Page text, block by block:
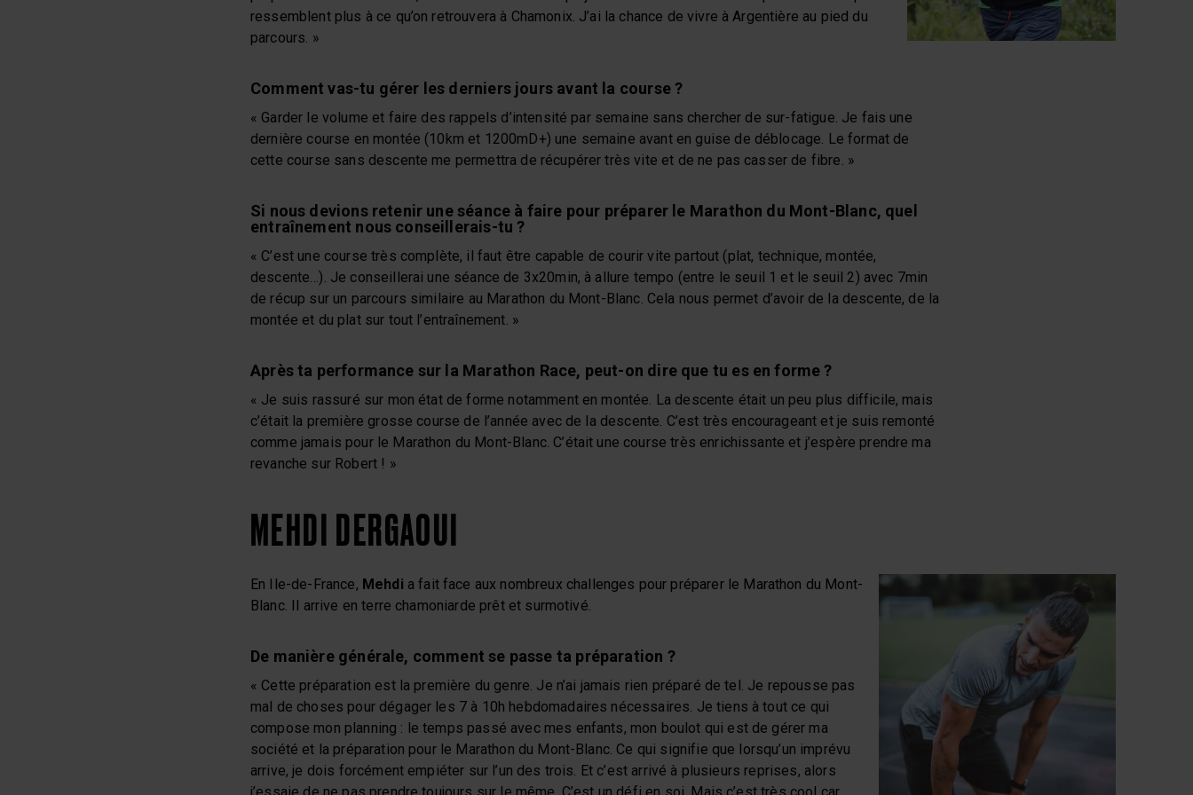
ressemblent plus à ce qu’on retrouvera à Chamonix. J’ai la chance de vivre à Argentière au pied du
parcours. »
Comment vas-tu gérer les derniers jours avant la course ?
« Garder le volume et faire des rappels d’intensité par semaine sans chercher de sur-fatigue. Je fais une
dernière course en montée (10km et 1200mD+) une semaine avant en guise de déblocage. Le format de
cette course sans descente me permettra de récupérer très vite et de ne pas casser de fibre. »
Si nous devions retenir une séance à faire pour préparer le Marathon du Mont-Blanc, quel
entraînement nous conseillerais-tu ?
« C’est une course très complète, il faut être capable de courir vite partout (plat, technique, montée,
descente…). Je conseillerai une séance de 3x20min, à allure tempo (entre le seuil 1 et le seuil 2) avec 7min
de récup sur un parcours similaire au Marathon du Mont-Blanc. Cela nous permet d’avoir de la descente, de la
montée et du plat sur tout l’entraînement. »
Après ta performance sur la Marathon Race, peut-on dire que tu es en forme ?
« Je suis rassuré sur mon état de forme notamment en montée. La descente était un peu plus difficile, mais
c’était la première grosse course de l’année avec de la descente. C’est très encourageant et je suis remonté
comme jamais pour le Marathon du Mont-Blanc. C’était une course très enrichissante et j’espère prendre ma
revanche sur Robert ! »
MEHDI DERGAOUI
En Ile-de-France, Mehdi a fait face aux nombreux challenges pour préparer le Marathon du Mont-
Blanc. Il arrive en terre chamoniarde prêt et surmotivé.
De manière générale, comment se passe ta préparation ?
« Cette préparation est la première du genre. Je n’ai jamais rien préparé de tel. Je repousse pas
mal de choses pour dégager les 7 à 10h hebdomadaires nécessaires. Je tiens à tout ce qui
compose mon planning : le temps passé avec mes enfants, mon boulot qui est de gérer ma
société et la préparation pour le Marathon du Mont-Blanc. Ce qui signifie que lorsqu’un imprévu
arrive, je dois forcément empiéter sur l’un des trois. Et c’est arrivé à plusieurs reprises, alors